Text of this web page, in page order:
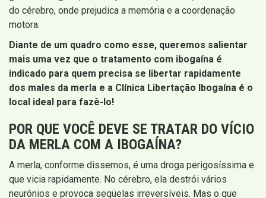
do cérebro, onde prejudica a memória e a coordenação
motora.
Diante de um quadro como esse, queremos salientar
mais uma vez que o tratamento com ibogaína é
indicado para quem precisa se libertar rapidamente
dos males da merla e a Clínica Libertação Ibogaína é o
local ideal para fazê-lo!
POR QUE VOCÊ DEVE SE TRATAR DO VÍCIO
DA MERLA COM A IBOGAÍNA?
A merla, conforme dissemos, é uma droga perigosíssima e
que vicia rapidamente. No cérebro, ela destrói vários
neurônios e provoca seqüelas irreversíveis. Mas o que